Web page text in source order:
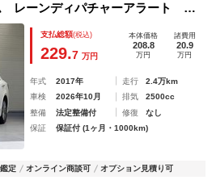
レーンディパチャーアラート レ
ル オートマチックハイビーム イ
スソナー トランクイージークロー
支払総額(税込)
229.7 万円
本体価格
208.8
万円
諸費用
20.9
万円
年式 2017年 走行
2.4万km
車検
2026年10月 排気
2500cc
整備
法定整備付 修復
なし
保証
保証付 (1ヶ月・1000km)
定 オンライン商談可 オプション見積り可